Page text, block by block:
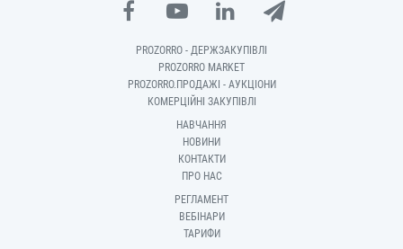
PROZORRO - ДЕРЖЗАКУПІВЛІ
PROZORRO MARKET
PROZORRO.ПРОДАЖІ - АУКЦІОНИ
КОМЕРЦІЙНІ ЗАКУПІВЛІ
НАВЧАННЯ
НОВИНИ
КОНТАКТИ
ПРО НАС
РЕГЛАМЕНТ
ВЕБІНАРИ
ТАРИФИ